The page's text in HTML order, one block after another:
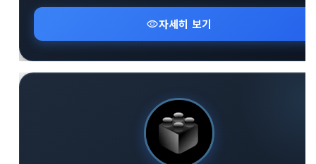
사용자분들에게 필수적인 인사이트를 제공합니다. 함께 운영되는 공
지원 그룹을 통해 플랫폼 이용 중 발생하는 기술적 문의에 대해 빠르게
피드백을 받으실 수 있습니다.
visibility자세히 보기